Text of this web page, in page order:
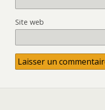
Site web